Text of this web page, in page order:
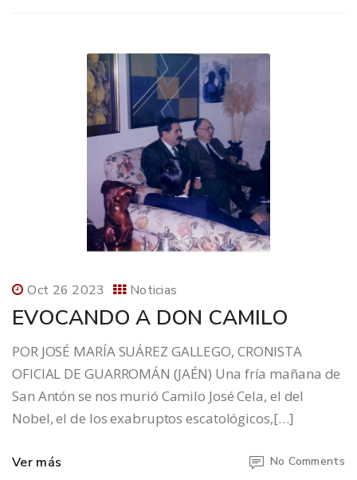
Oct 26 2023 Noticias
EVOCANDO A DON CAMILO
POR JOSÉ MARÍA SUÁREZ GALLEGO, CRONISTA
OFICIAL DE GUARROMÁN (JAÉN) Una fría mañana de
San Antón se nos murió Camilo José Cela, el del
Nobel, el de los exabruptos escatológicos,[…]
Ver más No Comments